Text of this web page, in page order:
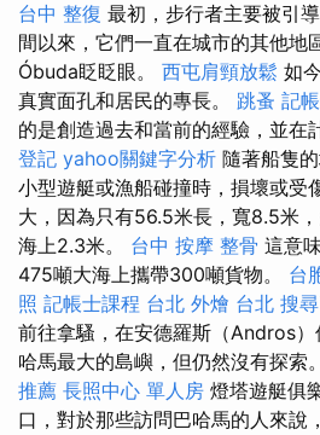
台中 整復 最初，步行者主要被引
間以來，它們一直在城市的其他地
Óbuda眨眨眼。 西屯肩頸放鬆 如
真實面孔和居民的專長。 跳蚤 記
的是創造過去和當前的經驗，並在
登記 yahoo關鍵字分析 隨著船隻
小型遊艇或漁船碰撞時，損壞或受
大，因為只有56.5米長，寬8.5米
海上2.3米。 台中 按摩 整骨 這意
475噸大海上攜帶300噸貨物。 台
照 記帳士課程 台北 外燴 台北 搜
前往拿騷，在安德羅斯（Andros）
哈馬最大的島嶼，但仍然沒有探索。
推薦 長照中心 單人房 燈塔遊艇俱
口，對於那些訪問巴哈馬的人來說